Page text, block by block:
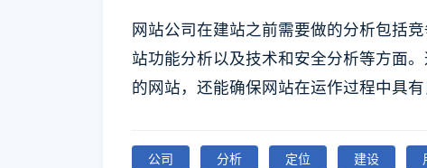
网站公司在建站之前需要做的分析包括
站功能分析以及技术和安全分析等方面
的网站，还能确保网站在运作过程中具
公司 分析 定位 建设